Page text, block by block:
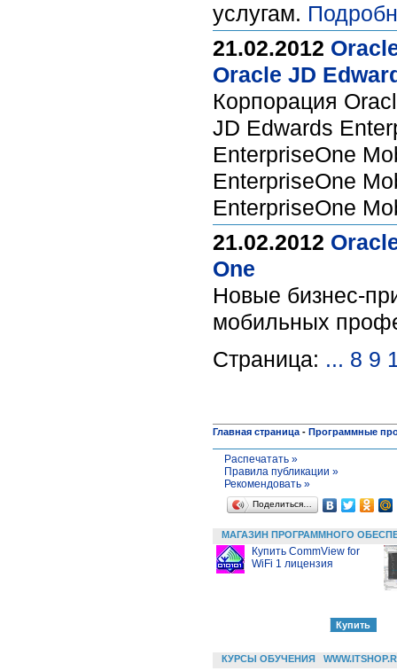
услугам.
21.02.2012
Oracle JD
Корпорация
JD Edwards
EnterpriseOne
EnterpriseOne
EnterpriseOne
21.02.2012
One
Новые бизнес-
мобильных
Страница: ... 8 9
Главная страница - Программные
Распечатать »
Правила публикации »
Рекомендовать »
Поделиться…
МАГАЗИН ПРОГРАММНОГО
Купить CommView for
WiFi 1 лицензия
КУРСЫ ОБУЧЕНИЯ